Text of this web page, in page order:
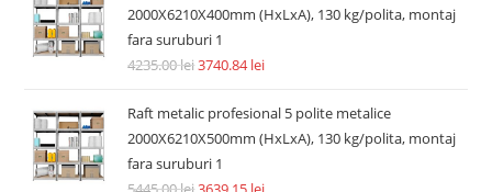
2000X6210X400mm (HxLxA), 130 kg/polita, montaj
fara suruburi 1
4235.00lei3740.84lei
Raft metalic profesional 5 polite metalice
2000X6210X500mm (HxLxA), 130 kg/polita, montaj
fara suruburi 1